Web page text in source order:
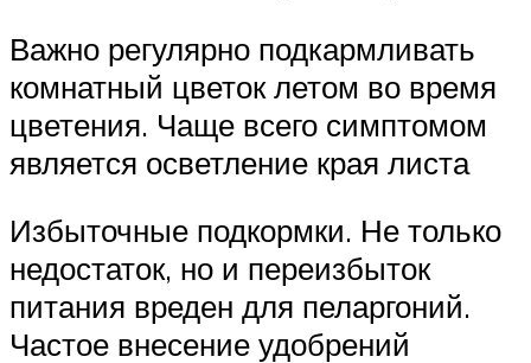
Важно регулярно подкармливать
комнатный цветок летом во время
цветения. Чаще всего симптомом
является осветление края листа
Избыточные подкормки. Не только
недостаток, но и переизбыток
питания вреден для пеларгоний.
Частое внесение удобрений